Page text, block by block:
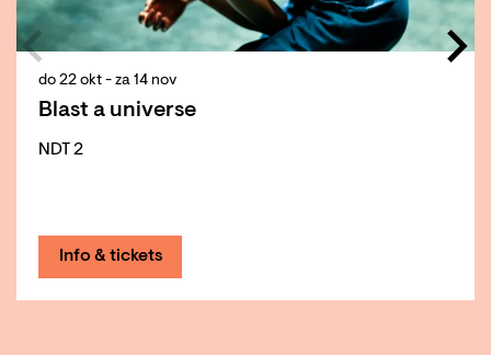
Blast a universe
NDT 2
do 22 okt - za 14 nov
Info & tickets